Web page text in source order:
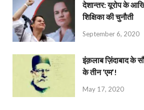
देशान्‍तर: यूरोप के
शिक्षिका की चुनौती
September 6, 2020
इंक़लाब ज़िंदाबाद के
के तीन ‘एम’!
May 17, 2020